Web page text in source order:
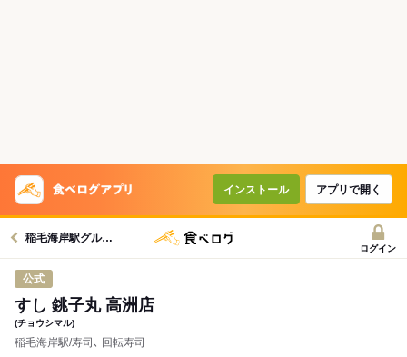
インストール アプリで開く
稲毛海岸駅グルメへ
ログイン
公式
すし 銚子丸 高洲店
(チョウシマル)
稲毛海岸駅/寿司､ 回転寿司